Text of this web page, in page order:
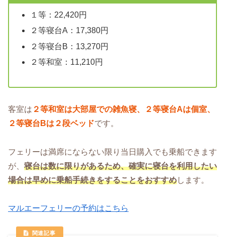
１等：22,420円
２等寝台A：17,380円
２等寝台B：13,270円
２等和室：11,210円
客室は ２等和室は大部屋での雑魚寝、２等寝台Aは個室、
２等寝台Bは２段ベッドです。
フェリーは満席にならない限り当日購入でも乗船できます
が、 寝台は数に限りがあるため、確実に寝台を利用したい
場合は早めに乗船手続きをすることをおすすめします。
マルエーフェリーの予約はこちら